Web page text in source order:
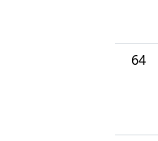
64